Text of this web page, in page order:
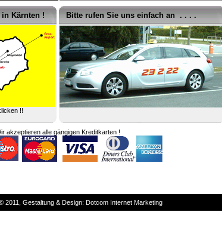
Kärnten !
!!
Bitte rufen Sie uns einfach an . . . .
akzeptieren alle gängigen Kreditkarten !
2011, Gestaltung & Design: Dotcom Internet Marketing